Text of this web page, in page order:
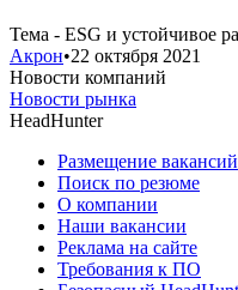
Тема - ESG и устойчивое
Акрон•22 октября 2021
Новости компаний
Новости рынка
HeadHunter
Размещение вакансий
Поиск по резюме
О компании
Наши вакансии
Реклама на сайте
Требования к ПО